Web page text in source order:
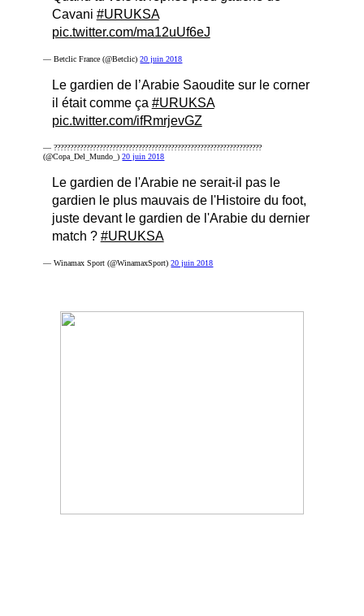
Cavani #URUKSA
pic.twitter.com/ma12uUf6eJ
— Betclic France (@Betclic)20 juin 2018
Le gardien de l’Arabie Saoudite sur le corner
il était comme ça #URUKSA
pic.twitter.com/ifRmrjevGZ
— ????????????????????????????????????????????????????????????????
(@Copa_Del_Mundo_)20 juin 2018
Le gardien de l'Arabie ne serait-il pas le
gardien le plus mauvais de l'Histoire du foot,
juste devant le gardien de l'Arabie du dernier
match ? #URUKSA
— Winamax Sport (@WinamaxSport)20 juin 2018